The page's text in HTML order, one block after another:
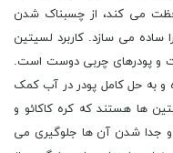
می کند، از چسبناک شدن
ساده می سازد. کاربرد لسیتین
و پودرهای چربی دوست است.
و به حل کامل پودر در آب کمک
ها هستند که کره کاکائو و
و جدا شدن آن ها جلوگیری می